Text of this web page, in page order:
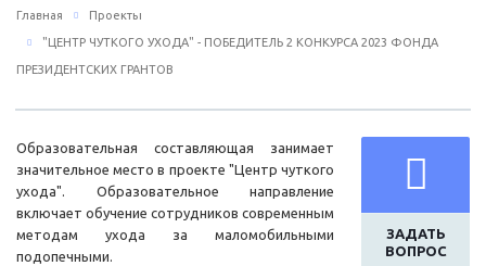
Главная Проекты
"ЦЕНТР ЧУТКОГО УХОДА" - ПОБЕДИТЕЛЬ 2 КОНКУРСА 2023 ФОНДА
ПРЕЗИДЕНТСКИХ ГРАНТОВ
ЗАДАТЬ
ВОПРОС
Образовательная составляющая занимает
значительное место в проекте "Центр чуткого
ухода". Образовательное направление
включает обучение сотрудников современным
методам ухода за маломобильными
подопечными.